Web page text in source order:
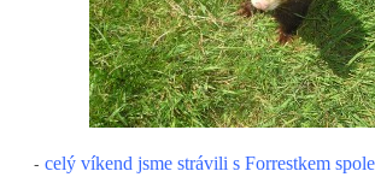
- celý víkend jsme strávili s Forrestkem